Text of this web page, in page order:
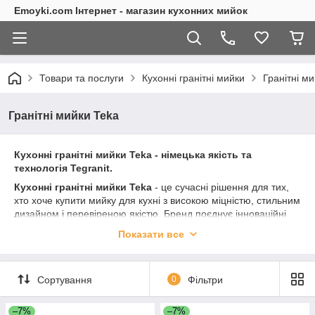
Emoyki.com Інтернет - магазин кухонних мийок
Товари та послуги Кухонні гранітні мийки Гранітні
Гранітні мийки Teka
Кухонні гранітні мийки Teka - німецька якість та
технологія Tegranit.
Кухонні гранітні мийки Teka - це сучасні рішення для тих,
хто хоче купити мийку для кухні з високою міцністю, стильним
дизайном і перевіреною якістю. Бренд поєднує інноваційні
ці раковини на кухню надійним вибором для щоденного
Мийки виготовляються з фірмових матеріалів Tegranit та
Tegranit Plus - це композит на основі гранітної крихти та
полімерних сполучних. Версія Tegranit Plus додатково містить
Показати все
Сортування 0 Фільтри
–7% –7%